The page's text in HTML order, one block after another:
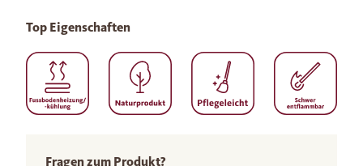
Fragen zum Produkt?
Top Eigenschaften